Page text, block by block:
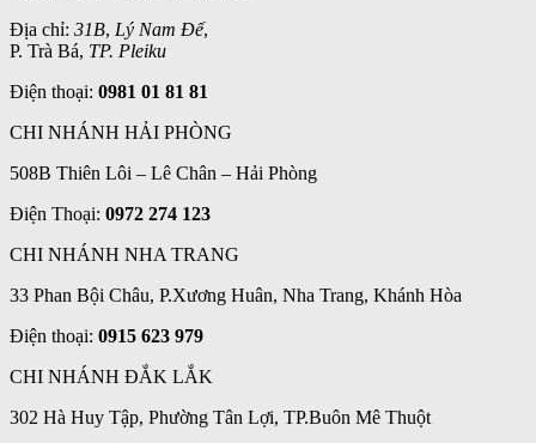
Địa chỉ: 31B, Lý Nam Đế,
P. Trà Bá, TP. Pleiku
Điện thoại: 0981 01 81 81
CHI NHÁNH HẢI PHÒNG
508B Thiên Lôi – Lê Chân – Hải Phòng
Điện Thoại: 0972 274 123
CHI NHÁNH NHA TRANG
33 Phan Bội Châu, P.Xương Huân, Nha Trang, Khánh Hòa
Điện thoại: 0915 623 979
CHI NHÁNH ĐẮK LẮK
302 Hà Huy Tập, Phường Tân Lợi, TP.Buôn Mê Thuột